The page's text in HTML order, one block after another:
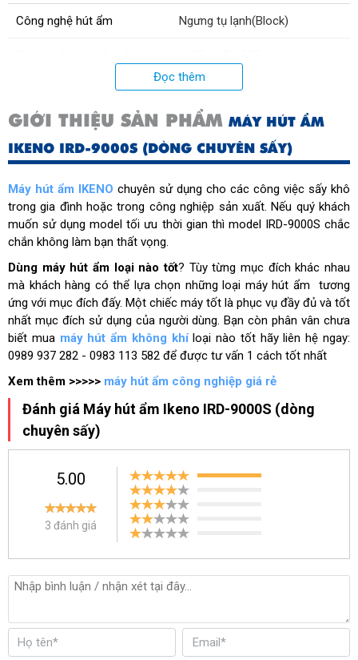
Công nghệ hút ẩm Ngưng tụ lạnh(Block)
Không khí lưu hành (m3/giờ) 9000
Nguồn điện (V/Hz) 380/50
Điều khiển Điện tử với màn hình hiển thị
Dải kiểm soát độ ẩm (%) 40 - 80
Công suất hút ẩm (l/ngày) 900
Màng lọc không khí Có (màng thô lọc bụi)
Đọc thêm
GIỚI THIỆU SẢN PHẨM MÁY HÚT ẨM
IKENO IRD-9000S (DÒNG CHUYÊN SẤY)
Máy hút ẩm IKENO chuyên sử dụng cho các công việc sấy khô
trong gia đình hoặc trong công nghiệp sản xuất. Nếu quý khách
muốn sử dụng model tối ưu thời gian thì model IRD-9000S chắc
chắn không làm bạn thất vọng.
Dùng máy hút ẩm loại nào tốt? Tùy từng mục đích khác nhau
mà khách hàng có thể lựa chọn những loại máy hút ẩm tương
ứng với mục đích đấy. Một chiếc máy tốt là phục vụ đầy đủ và tốt
nhất mục đích sử dụng của người dùng. Bạn còn phân vân chưa
biết mua máy hút ẩm không khíloại nào tốt hãy liên hệ ngay:
0989 937 282 - 0983 113 582 để được tư vấn 1 cách tốt nhất
Xem thêm >>>>> máy hút ẩm công nghiệp giá rẻ
Đánh giá Máy hút ẩm Ikeno IRD-9000S (dòng
chuyên sấy)
5.00
3 đánh giá